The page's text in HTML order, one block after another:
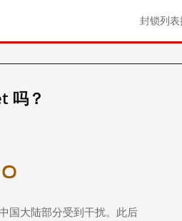
封锁列表
吗？
国大陆部分受到干扰。此后